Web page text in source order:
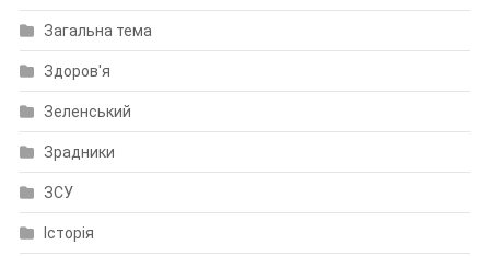
Загальна тема
Здоров'я
Зеленський
Зрадники
ЗСУ
Історія